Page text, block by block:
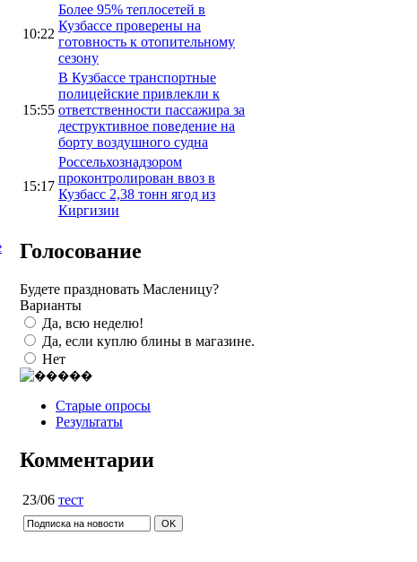
10:22
Более 95% теплосетей в
Кузбассе проверены на
готовность к отопительному
сезону
15:55
В Кузбассе транспортные
полицейские привлекли к
ответственности пассажира за
деструктивное поведение на
борту воздушного судна
15:17
Россельхознадзором
проконтролирован ввоз в
Кузбасс 2,38 тонн ягод из
Киргизии
Голосование
Будете праздновать Масленицу?
Варианты
Да, всю неделю!
Да, если куплю блины в магазине.
Нет
Старые опросы
Результаты
Комментарии
23/06 тест